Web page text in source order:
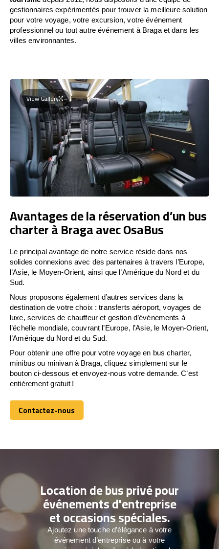
gestionnaires expérimentés pour trouver la meilleure solution
pour votre voyage, votre excursion, votre événement
professionnel ou tout autre événement à Braga et dans les
villes environnantes.
View Gallery
Avantages de la réservation d’un bus
charter à Braga avec OsaBus
Le principal avantage de notre service réside dans nos
solides connexions avec des partenaires à travers l’Europe,
l’Asie, le Moyen-Orient, ainsi que l’Amérique du Nord et du
Sud.
Nous proposons également d’autres services dans la
destination de votre choix : transferts aéroport, voyages de
luxe, services de chauffeur et gestion d’événements à
l’échelle mondiale, couvrant l’Europe, l’Asie, le Moyen-Orient,
l’Amérique du Nord et du Sud.
Pour obtenir une offre pour votre voyage en bus charter,
minibus ou minivan à Braga, cliquez simplement sur le
bouton ci-dessous et envoyez-nous votre demande. C’est
entièrement gratuit !
Contactez-nous
Contactez-nous
Location de bus privé pour
événements d'entreprise
et occasions spéciales.
Ajoutez une touche d’élégance à votre
événement d’entreprise ou à votre